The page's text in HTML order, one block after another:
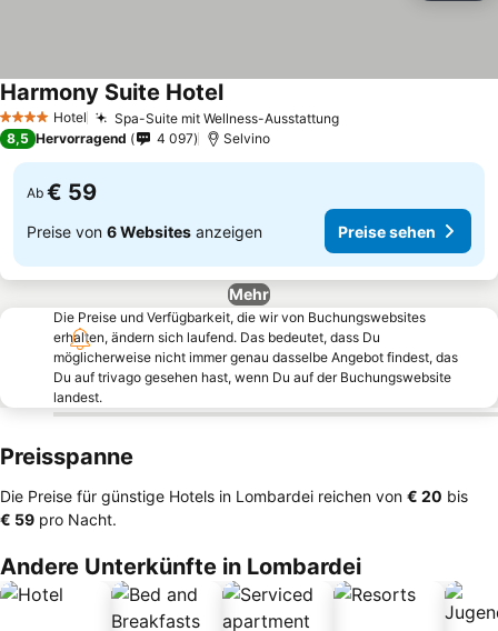
4 Sterne Hotel Spa-Suite mit Wellness-Ausstattung
Harmony Suite Hotel
8,5 Hervorragend 4 097 Selvino
Ab € 59
Preise von 6 Websites anzeigen Preise sehen
Mehr
Die Preise und Verfügbarkeit, die wir von Buchungswebsites
erhalten, ändern sich laufend. Das bedeutet, dass Du
möglicherweise nicht immer genau dasselbe Angebot findest, das
Du auf trivago gesehen hast, wenn Du auf der Buchungswebsite
landest.
Preisspanne
Die Preise für günstige Hotels in Lombardei reichen von ‎€ 20 bis
‎€ 59 pro Nacht.
Andere Unterkünfte in Lombardei